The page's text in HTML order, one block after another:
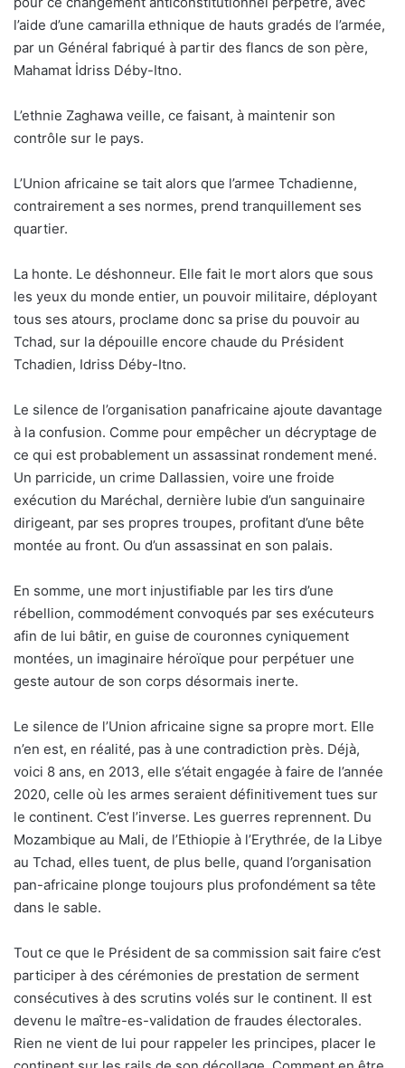
l’aide d’une camarilla ethnique de hauts gradés de l’armée,
par un Général fabriqué à partir des flancs de son père,
Mahamat İdriss Déby-Itno.
L’ethnie Zaghawa veille, ce faisant, à maintenir son
contrôle sur le pays.
L’Union africaine se tait alors que l’armee Tchadienne,
contrairement a ses normes, prend tranquillement ses
quartier.
La honte. Le déshonneur. Elle fait le mort alors que sous
les yeux du monde entier, un pouvoir militaire, déployant
tous ses atours, proclame donc sa prise du pouvoir au
Tchad, sur la dépouille encore chaude du Président
Tchadien, Idriss Déby-Itno.
Le silence de l’organisation panafricaine ajoute davantage
à la confusion. Comme pour empêcher un décryptage de
ce qui est probablement un assassinat rondement mené.
Un parricide, un crime Dallassien, voire une froide
exécution du Maréchal, dernière lubie d’un sanguinaire
dirigeant, par ses propres troupes, profitant d’une bête
montée au front. Ou d’un assassinat en son palais.
En somme, une mort injustifiable par les tirs d’une
rébellion, commodément convoqués par ses exécuteurs
afin de lui bâtir, en guise de couronnes cyniquement
montées, un imaginaire héroïque pour perpétuer une
geste autour de son corps désormais inerte.
Le silence de l’Union africaine signe sa propre mort. Elle
n’en est, en réalité, pas à une contradiction près. Déjà,
voici 8 ans, en 2013, elle s’était engagée à faire de l’année
2020, celle où les armes seraient définitivement tues sur
le continent. C’est l’inverse. Les guerres reprennent. Du
Mozambique au Mali, de l’Ethiopie à l’Erythrée, de la Libye
au Tchad, elles tuent, de plus belle, quand l’organisation
pan-africaine plonge toujours plus profondément sa tête
dans le sable.
Tout ce que le Président de sa commission sait faire c’est
participer à des cérémonies de prestation de serment
consécutives à des scrutins volés sur le continent. Il est
devenu le maître-es-validation de fraudes électorales.
Rien ne vient de lui pour rappeler les principes, placer le